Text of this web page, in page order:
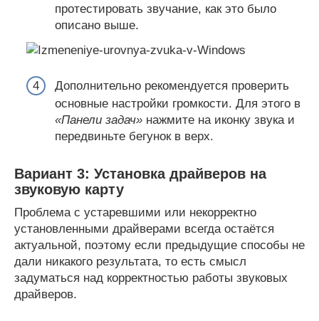
протестировать звучание, как это было
описано выше.
Дополнительно рекомендуется проверить
основные настройки громкости. Для этого в
«Панели задач» нажмите на иконку звука и
передвиньте бегунок в верх.
Вариант 3: Установка драйверов на
звуковую карту
Проблема с устаревшими или некорректно
установленными драйверами всегда остаётся
актуальной, поэтому если предыдущие способы не
дали никакого результата, то есть смысл
задуматься над корректностью работы звуковых
драйверов.